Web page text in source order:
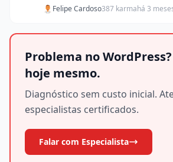
Felipe Cardoso387 karmahá 3
Problema no
hoje mesmo.
Diagnóstico sem custo inicial.
especialistas certificados.
Falar com Especialista